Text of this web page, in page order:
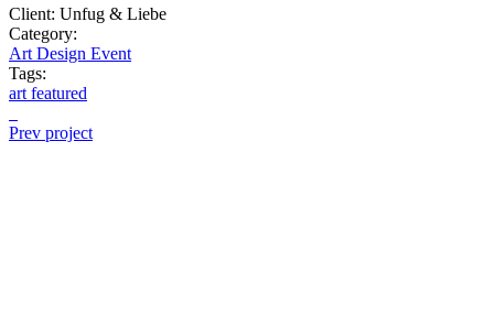
Client: Unfug & Liebe
Category:
Art Design Event
Tags:
art featured
Prev project